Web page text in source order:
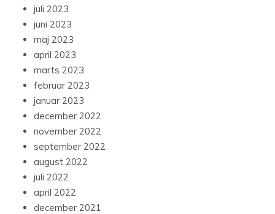
juli 2023
juni 2023
maj 2023
april 2023
marts 2023
februar 2023
januar 2023
december 2022
november 2022
september 2022
august 2022
juli 2022
april 2022
december 2021